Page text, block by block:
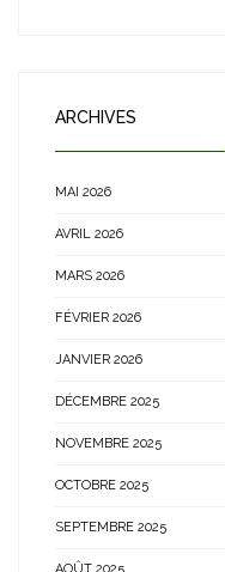
ARCHIVES
MAI 2026
AVRIL 2026
MARS 2026
FÉVRIER 2026
JANVIER 2026
DÉCEMBRE 2025
NOVEMBRE 2025
OCTOBRE 2025
SEPTEMBRE 2025